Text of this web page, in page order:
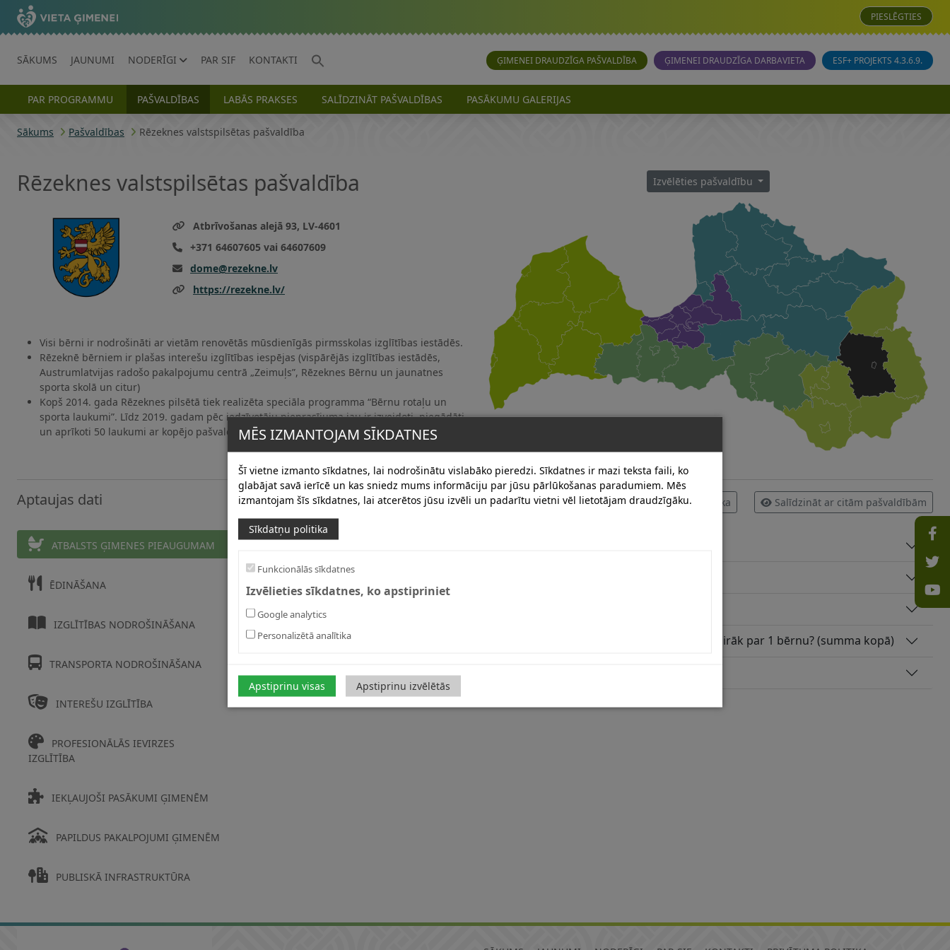
PIESLĒGTIES
SĀKUMS JAUNUMI NODERĪGI PAR SIF KONTAKTI ĢIMENEI DRAUDZĪGA PAŠVALDĪBA ĢIMENEI DRAUDZĪGA DARBAVIETA ESF+ PROJEKTS 4.3.6.9.
PAR PROGRAMMU PAŠVALDĪBAS LABĀS PRAKSES SALĪDZINĀT PAŠVALDĪBAS PASĀKUMU GALERIJAS
Sākums Pašvaldības Rēzeknes valstspilsētas pašvaldība
Rēzeknes valstspilsētas pašvaldība
Atbrīvošanas alejā 93, LV-4601
+371 64607605 vai 64607609
dome@rezekne.lv
https://rezekne.lv/
Visi bērni ir nodrošināti ar vietām renovētās mūsdienīgās pirmsskolas izglītības iestādēs.
Rēzeknē bērniem ir plašas interešu izglītības iespējas (vispārējās izglītības iestādēs,
Austrumlatvijas radošo pakalpojumu centrā „Zeimuļs”, Rēzeknes Bērnu un jaunatnes
sporta skolā un citur)
Kopš 2014. gada Rēzeknes pilsētā tiek realizēta speciāla programma “Bērnu rotaļu un
sporta laukumi”. Līdz 2019. gadam pēc iedzīvotāju pieprasījuma jau ir izveidoti, piegādāti
un aprīkoti 50 laukumi ar kopējo pašvaldības finansējumu 292 000 eiro.
Izvēlēties pašvaldību
Aptaujas dati Infografika Salīdzināt ar citām pašvaldībām
ATBALSTS ĢIMENES PIEAUGUMAM
ĒDINĀŠANA
IZGLĪTĪBAS NODROŠINĀŠANA
TRANSPORTA NODROŠINĀŠANA
INTEREŠU IZGLĪTĪBA
PROFESIONĀLĀS IEVIRZES
IZGLĪTĪBA
IEKĻAUJOŠI PASĀKUMI ĢIMENĒM
PAPILDUS PAKALPOJUMI ĢIMENĒM
PUBLISKĀ INFRASTRUKTŪRA
Kāds ir vienreizējais 1. bērna piedzimšanas pabalsta apmērs?
Kāds ir vienreizējais 2. bērna piedzimšanas pabalsta apmērs?
Kāds ir vienreizējais diferencētais maksājums par 3. un nākamajiem bērniem?
Kāds ir pašvaldības vieneizējais pabalsts ģimenēm, ja vienās dzemdībās piedzimst vairāk par 1 bērnu? (summa kopā)
Cita veida atbalsts
MĒS IZMANTOJAM SĪKDATNES
Šī vietne izmanto sīkdatnes, lai nodrošinātu vislabāko pieredzi. Sīkdatnes ir mazi teksta faili, ko
glabājat savā ierīcē un kas sniedz mums informāciju par jūsu pārlūkošanas paradumiem. Mēs
izmantojam šīs sīkdatnes, lai atcerētos jūsu izvēli un padarītu vietni vēl lietotājam draudzīgāku.
Sīkdatņu politika
Funkcionālās sīkdatnes
Izvēlieties sīkdatnes, ko apstipriniet
Google analytics
Personalizētā analītika
Apstiprinu visas Apstiprinu izvēlētās